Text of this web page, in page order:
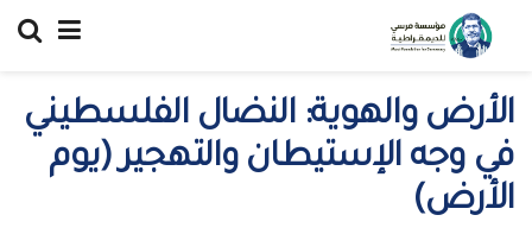
الأرض والهوية: النضال الفلسطيني
في وجه الإستيطان والتهجير (يوم
الأرض)